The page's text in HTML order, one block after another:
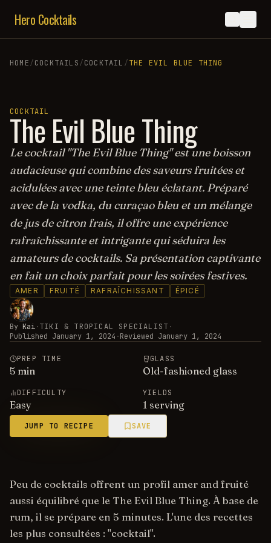
Hero Cocktails
HOME/COCKTAILS/COCKTAIL /THE EVIL BLUE THING
COCKTAIL
The Evil Blue Thing
Le cocktail "The Evil Blue Thing" est une boisson
audacieuse qui combine des saveurs fruitées et
acidulées avec une teinte bleu éclatant. Préparé
avec de la vodka, du curaçao bleu et un mélange
de jus de citron frais, il offre une expérience
rafraîchissante et intrigante qui séduira les
amateurs de cocktails. Sa présentation captivante
en fait un choix parfait pour les soirées festives.
AMER FRUITÉ RAFRAÎCHISSANT ÉPICÉ
By Kai·TIKI & TROPICAL SPECIALIST ·
Published January 1, 2024 ·Reviewed January 1, 2024
PREP TIME
5 min
GLASS
Old-fashioned glass
DIFFICULTY
Easy
YIELDS
1 serving
JUMP TO RECIPE SAVE
Peu de cocktails offrent un profil amer and fruité
aussi équilibré que le The Evil Blue Thing. À base de
rum, il se prépare en 5 minutes. L'une des recettes
les plus consultées : "cocktail".